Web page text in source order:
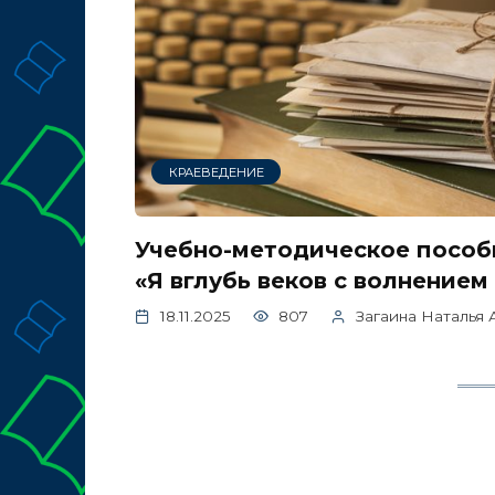
КРАЕВЕДЕНИЕ
Учебно-методическое
«Я вглубь веков с
18.11.2025 807 Загаина Наталья